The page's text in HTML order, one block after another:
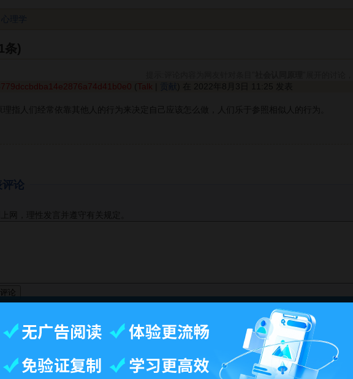
心理学
条)
Talk 贡献
理指人们经常依靠其他人的行为来决定自己应该怎么做，人们乐于参照相似人的行为。
评论
网，理性发言并遵守有关规定。
此页面最后修订：19:22,2022年4月25日.
智库首页 百科首页 关于百科 客户端 人才招聘 广告合作- 权利通知-联系我们-免责声明
©2026 MBAlib.com, All rights reserved.